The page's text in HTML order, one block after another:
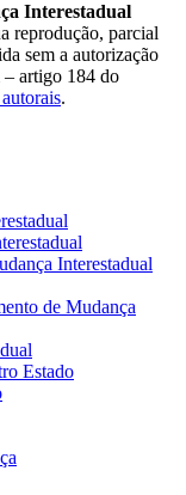
Interestadual
reprodução, parcial
sem a autorização
artigo 184 do
.
Interestadual
de Mudança
Estado